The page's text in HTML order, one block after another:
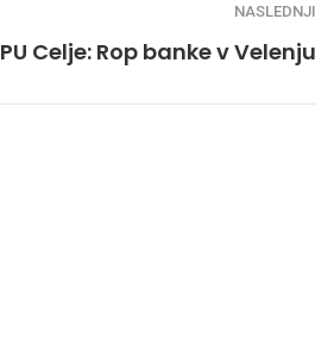
NASLEDNJI
PU Celje: Rop banke v Velenju